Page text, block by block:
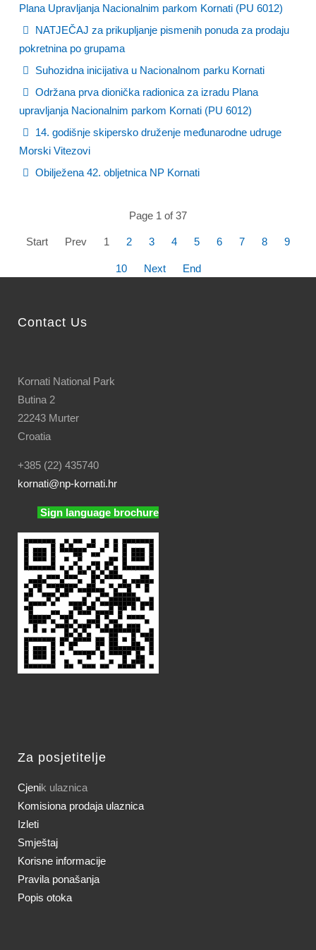
Plana Upravljanja Nacionalnim parkom Kornati (PU 6012)
NATJEČAJ za prikupljanje pismenih ponuda za prodaju
pokretnina po grupama
Suhozidna inicijativa u Nacionalnom parku Kornati
Održana prva dionička radionica za izradu Plana
upravljanja Nacionalnim parkom Kornati (PU 6012)
14. godišnje skipersko druženje međunarodne udruge
Morski Vitezovi
Obilježena 42. obljetnica NP Kornati
Page 1 of 37
Start Prev 1 2 3 4 5 6 7 8 9
10 Next End
Contact Us
Kornati National Park
Butina 2
22243 Murter
Croatia
+385 (22) 435740
kornati@np-kornati.hr
Sign language brochure
Za posjetitelje
Cjenik ulaznica
Komisiona prodaja ulaznica
Izleti
Smještaj
Korisne informacije
Pravila ponašanja
Popis otoka